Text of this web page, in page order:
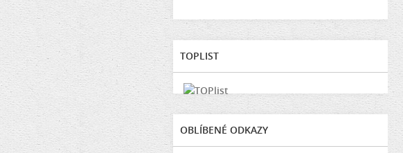
TOPLIST
OBLÍBENÉ ODKAZY